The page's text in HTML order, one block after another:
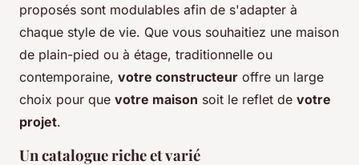
proposés sont modulables afin de s'adapter à
chaque style de vie. Que vous souhaitiez une maison
de plain-pied ou à étage, traditionnelle ou
contemporaine, votre constructeur offre un large
choix pour que votre maison soit le reflet de votre
projet.
Un catalogue riche et varié